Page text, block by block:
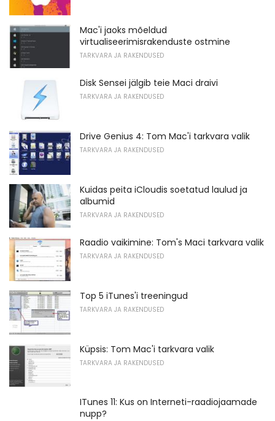
Mac'i jaoks mõeldud
virtualiseerimisrakenduste ostmine
TARKVARA JA RAKENDUSED
Disk Sensei jälgib teie Maci draivi
TARKVARA JA RAKENDUSED
Drive Genius 4: Tom Mac'i tarkvara valik
TARKVARA JA RAKENDUSED
Kuidas peita iCloudis soetatud laulud ja
albumid
TARKVARA JA RAKENDUSED
Raadio vaikimine: Tom's Maci tarkvara valik
TARKVARA JA RAKENDUSED
Top 5 iTunes'i treeningud
TARKVARA JA RAKENDUSED
Küpsis: Tom Mac'i tarkvara valik
TARKVARA JA RAKENDUSED
ITunes 11: Kus on Interneti-raadiojaamade
nupp?